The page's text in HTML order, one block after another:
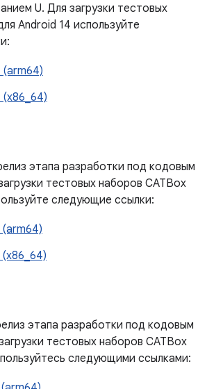
U. Для загрузки тестовых
Android 14 используйте
(arm64)
(x86_64)
этапа разработки под кодовым
тестовых наборов CATBox
следующие ссылки:
(arm64)
этапа разработки под кодовым
тестовых наборов CATBox
следующими ссылками: